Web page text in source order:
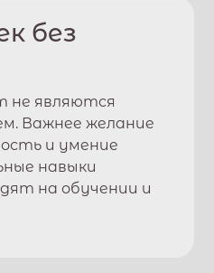
без
не являются
Важнее желание
и умение
навыки
на обучении и